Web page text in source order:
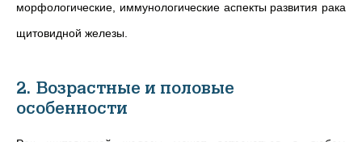
морфологические, иммунологические аспекты развития рака
щитовидной железы.
2. Возрастные и половые
особенности